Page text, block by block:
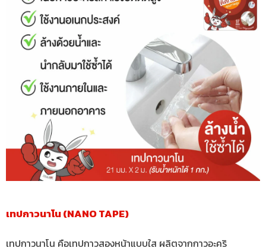
เทปกาวนาโน (NANO TAPE)
เทปกาวนาโน คือเทปกาวสองหน้าแบบใส ผลิตจากกาวอะคริ